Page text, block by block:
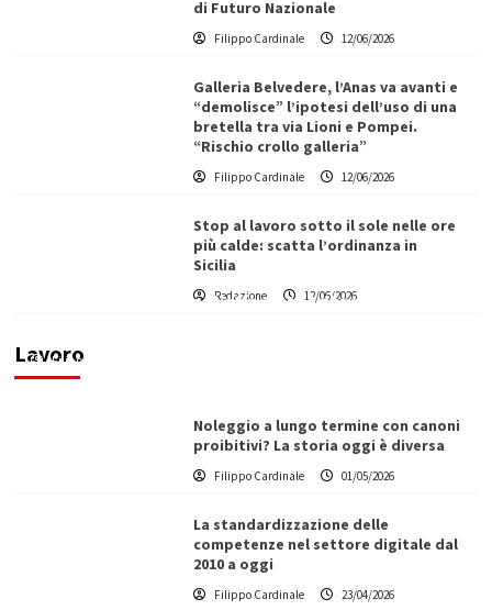
di Futuro Nazionale
Filippo Cardinale 12/06/2026
Galleria Belvedere, l’Anas va avanti e
“demolisce” l’ipotesi dell’uso di una
bretella tra via Lioni e Pompei.
“Rischio crollo galleria”
Filippo Cardinale 12/06/2026
Stop al lavoro sotto il sole nelle ore
più calde: scatta l’ordinanza in
Sicilia
Redazione 12/06/2026
Lavoro
Vino in Italia: il giro d’affari contribuisce
Filippo Cardinale
Noleggio a lungo termine con canoni
proibitivi? La storia oggi è diversa
Filippo Cardinale 01/05/2026
La standardizzazione delle
competenze nel settore digitale dal
2010 a oggi
Filippo Cardinale 23/04/2026